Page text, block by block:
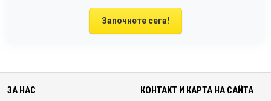
Започнете сега!
ЗА НАС КОНТАКТ И КАРТА НА САЙТА